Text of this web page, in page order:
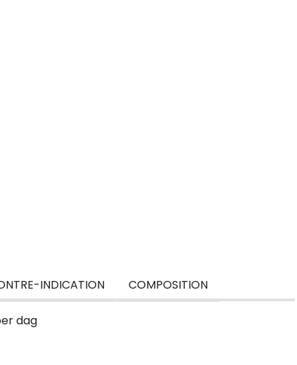
INDICATION COMPOSITION
dag